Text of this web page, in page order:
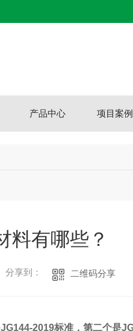
产品中心 项目案例
料有哪些？
分享到： 二维码分享
2019标准，第二个是